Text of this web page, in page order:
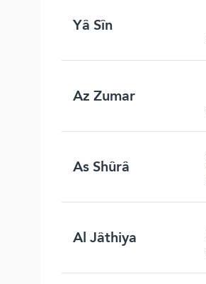
Yâ Sîn
Az Zumar
As Shûrâ
Al Jâthiya